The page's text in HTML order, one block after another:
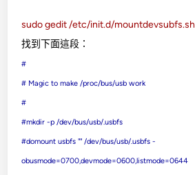
sudo gedit /etc/init.d/mountdevsubfs.sh
找到下面這段：
#
# Magic to make /proc/bus/usb work
#
#mkdir -p /dev/bus/usb/.usbfs
#domount usbfs "" /dev/bus/usb/.usbfs -
obusmode=0700,devmode=0600,listmode=0644